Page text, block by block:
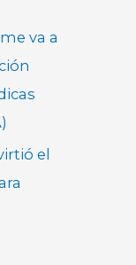
va a
el